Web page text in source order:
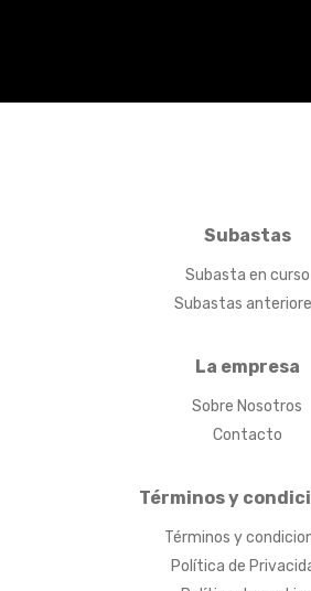
Subastas
Subasta en curso
Subastas
La empresa
Sobre Nosotros
Contacto
Términos y
Términos y
Política de